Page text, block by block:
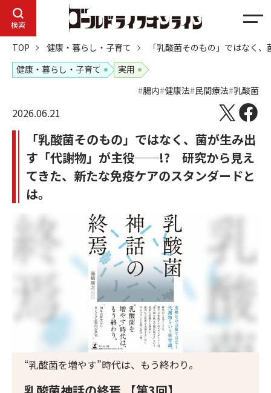
検索
メ
ュ
TOP 健康・暮らし・子育て
「乳酸菌そのもの」ではなく
健康・暮らし・子育て
実用
腸内 健康法 民間療法 乳酸菌
2026.06.21
「乳酸菌そのもの」ではなく、菌が生み出
す「代謝物」が主役──!? 研究から見え
てきた、新たな免疫ケアのスタンダードと
は。
“乳酸菌を増やす”時代は、もう終わり。